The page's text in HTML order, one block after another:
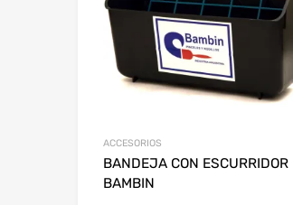
ACCESORIOS
BANDEJA CON ESCURRIDOR
BAMBIN